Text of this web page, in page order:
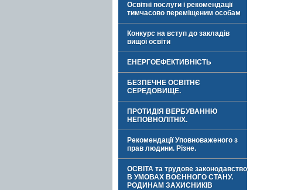
Освітні послуги і рекомендації
тимчасово переміщеним особам
Конкурс на вступ до закладів
вищої освіти
ЕНЕРГОЕФЕКТИВНІСТЬ
БЕЗПЕЧНЕ ОСВІТНЄ
СЕРЕДОВИЩЕ.
ПРОТИДІЯ ВЕРБУВАННЮ
НЕПОВНОЛІТНІХ.
Рекомендації Уповноваженого з
прав людини. Різне.
ОСВІТА та трудове законодавство
В УМОВАХ ВОЄННОГО СТАНУ.
РОДИНАМ ЗАХИСНИКІВ